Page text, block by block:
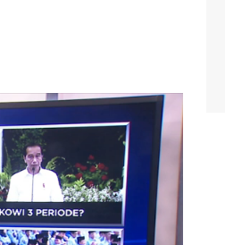
di sejumlah wilayah di
masa jabatan
tahun 2019, isu
masyarakat.
Selasa (12/04/2022)